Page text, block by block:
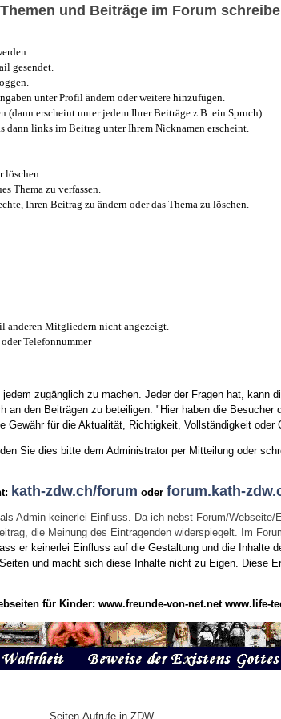
und Beiträge im Forum
gesendet.
unter Profil ändern oder weitere hinzufügen.
(dann erscheint unter jedem Ihrer Beiträge z.B. ein Spruch)
links im Beitrag unter Ihrem Nicknamen erscheint.
löschen.
Thema zu verfassen.
Ihren Beitrag zu ändern oder das Thema zu löschen.
anderen Mitgliedern nicht angezeigt.
Telefonnummer
zugänglich zu machen. Jeder der Fragen hat, kann
den Beiträgen zu beteiligen. "Hier haben die
für die Aktualität, Richtigkeit, Vollständigkeit
Sie dies bitte dem Administrator per Mitteilung oder
kath-zdw.ch/forum oderforum.kath-
Admin keinerlei Einfluss. Da ich nebst Forum/
die Meinung des Eintragenden widerspiegelt. Im
er keinerlei Einfluss auf die Gestaltung und die Inhalte
und macht sich diese Inhalte nicht zu Eigen. Diese
für Kinder: www.freunde-von-net.net www.life-
Seiten-Aufrufe in ZDW